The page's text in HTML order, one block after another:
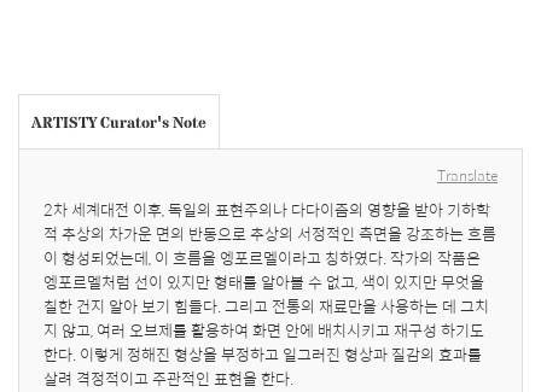
ARTISTY Curator's Note
Translate
2차 세계대전 이후, 독일의 표현주의나 다다이즘의 영향을 받아 기하학
적 추상의 차가운 면의 반동으로 추상의 서정적인 측면을 강조하는 흐름
이 형성되었는데, 이 흐름을 엥포르멜이라고 칭하였다. 작가의 작품은
엥포르멜처럼 선이 있지만 형태를 알아볼 수 없고, 색이 있지만 무엇을
칠한 건지 알아 보기 힘들다. 그리고 전통의 재료만을 사용하는 데 그치
지 않고, 여러 오브제를 활용하여 화면 안에 배치시키고 재구성 하기도
한다. 이렇게 정해진 형상을 부정하고 일그러진 형상과 질감의 효과를
살려 격정적이고 주관적인 표현을 한다.